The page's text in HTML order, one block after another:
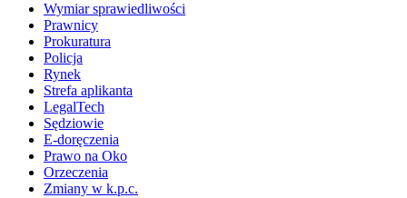
Wymiar sprawiedliwości
Prawnicy
Prokuratura
Policja
Rynek
Strefa aplikanta
LegalTech
Sędziowie
E-doręczenia
Prawo na Oko
Orzeczenia
Zmiany w k.p.c.